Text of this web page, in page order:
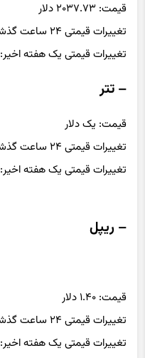
قیمت: ۲۰۳۷.۷۳ دلار
تغییرات قیمتی ۲۴ ساعت گذشته: ۱.۷۰ درصد کاهش
تغییرات قیمتی یک هفته اخیر: ۴.۰۴ درصد افزایش
– تتر
قیمت: یک دلار
تغییرات قیمتی ۲۴ ساعت گذشته: صفر درصد کاهش
تغییرات قیمتی یک هفته اخیر: ۰.۰۵ درصد افزایش
– ریپل
قیمت: ۱.۴۰ دلار
تغییرات قیمتی ۲۴ ساعت گذشته: ۲.۹۶ درصد کاهش
تغییرات قیمتی یک هفته اخیر: ۰.۵۷ درصد کاهش